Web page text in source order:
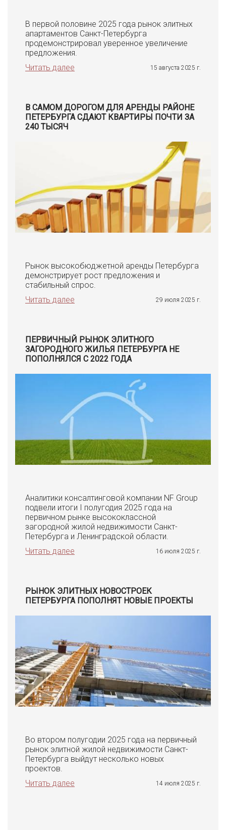
В первой половине 2025 года рынок элитных
апартаментов Санкт-Петербурга
продемонстрировал уверенное увеличение
предложения.
Читать далее
15 августа 2025 г.
В САМОМ ДОРОГОМ ДЛЯ АРЕНДЫ РАЙОНЕ
ПЕТЕРБУРГА СДАЮТ КВАРТИРЫ ПОЧТИ ЗА
240 ТЫСЯЧ
Рынок высокобюджетной аренды Петербурга
демонстрирует рост предложения и
стабильный спрос.
Читать далее
29 июля 2025 г.
ПЕРВИЧНЫЙ РЫНОК ЭЛИТНОГО
ЗАГОРОДНОГО ЖИЛЬЯ ПЕТЕРБУРГА НЕ
ПОПОЛНЯЛСЯ С 2022 ГОДА
Аналитики консалтинговой компании NF Group
подвели итоги I полугодия 2025 года на
первичном рынке высококлассной
загородной жилой недвижимости Санкт-
Петербурга и Ленинградской области.
Читать далее
16 июля 2025 г.
РЫНОК ЭЛИТНЫХ НОВОСТРОЕК
ПЕТЕРБУРГА ПОПОЛНЯТ НОВЫЕ ПРОЕКТЫ
Во втором полугодии 2025 года на первичный
рынок элитной жилой недвижимости Санкт-
Петербурга выйдут несколько новых
проектов.
Читать далее
14 июля 2025 г.